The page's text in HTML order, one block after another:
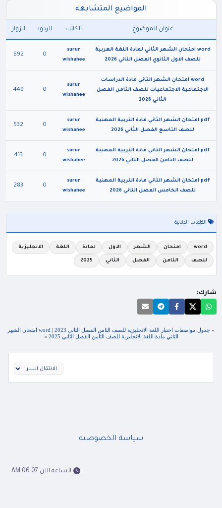
المواضيع المتشابهه
عنوان الموضوع الكاتب الردود الزوار
word امتحان الشهر الثاني لمادة اللغة العربية
للصف الاول الثانوي الفصل الثاني 2026
surur
wishahee
0
592
word امتحان الشهر الثاني مادة الدراسات
الاجتماعية الاجتماعيات للصف الثامن الفصل
الثاني 2026
surur
wishahee
0
449
pdf امتحان الشهر الثاني مادة التربية المهنية
للصف التاسع الفصل الثاني 2026
surur
wishahee
0
532
pdf امتحان الشهر الثاني مادة التربية المهنية
للصف الثامن الفصل الثاني 2026
surur
wishahee
0
413
pdf امتحان الشهر الثاني مادة التربية المهنية
للصف الخامس الفصل الثاني 2026
surur
wishahee
0
283
الكلمات الدلالية
word امتحان الشهر الاول لمادة اللغة الانجليزية
للصف الثامن الفصل الثاني 2025
شارك:
« جدول مواصفات اختبار اللغة الانجليزية للصف الثامن الفصل الثاني 2023 |
word امتحان الشهر
الثاني مادة اللغة الانجليزية للصف الثامن الفصل الثاني 2025
»
سياسة الخصوصيه
الساعة الآن 06:07 AM